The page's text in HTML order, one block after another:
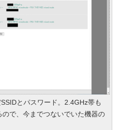
とパスワード。2.4GHz帯も
で、今までつないでいた機器の